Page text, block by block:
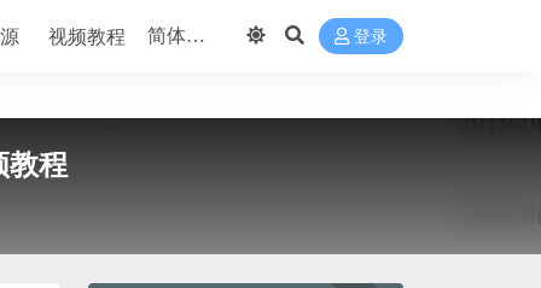
视频教程 登录
教程